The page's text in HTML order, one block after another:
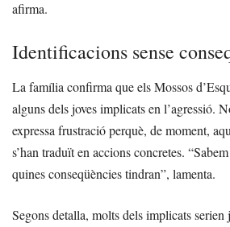
afirma.
Identificacions sense
La família confirma que els Mossos
alguns dels joves implicats en l’agressió.
expressa frustració perquè, de moment,
s’han traduït en accions concretes.
quines conseqüències tindran”, lamenta.
Segons detalla, molts dels implicats serien